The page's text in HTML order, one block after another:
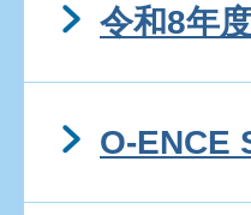
令和8年
O-ENCE